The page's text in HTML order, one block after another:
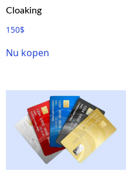
Cloaking
150$
Nu kopen